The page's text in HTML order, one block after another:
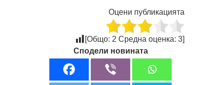
Оцени публикацията
[Общо: 2 Средна оценка: 3]
Сподели новината